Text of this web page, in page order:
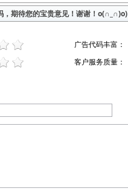
，期待您的宝贵意见！谢谢！o(∩_∩)o)
广告代码丰富：
客户服务质量：